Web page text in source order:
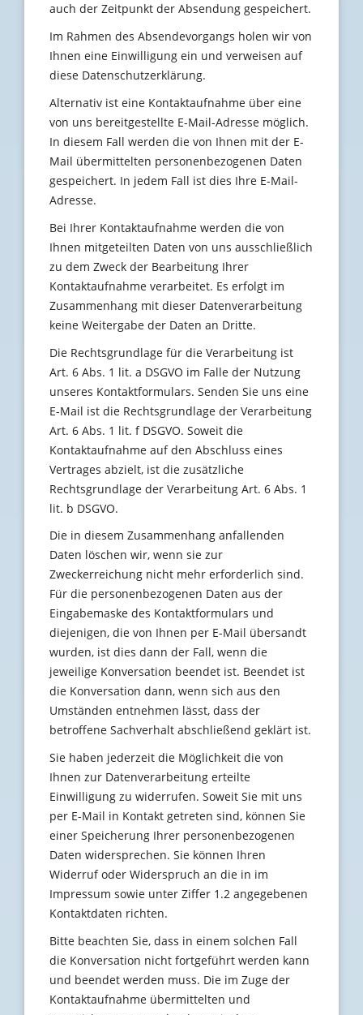
auch der Zeitpunkt der Absendung gespeichert.
Im Rahmen des Absendevorgangs holen wir von
Ihnen eine Einwilligung ein und verweisen auf
diese Datenschutzerklärung.
Alternativ ist eine Kontaktaufnahme über eine
von uns bereitgestellte E-Mail-Adresse möglich.
In diesem Fall werden die von Ihnen mit der E-
Mail übermittelten personenbezogenen Daten
gespeichert. In jedem Fall ist dies Ihre E-Mail-
Adresse.
Bei Ihrer Kontaktaufnahme werden die von
Ihnen mitgeteilten Daten von uns ausschließlich
zu dem Zweck der Bearbeitung Ihrer
Kontaktaufnahme verarbeitet. Es erfolgt im
Zusammenhang mit dieser Datenverarbeitung
keine Weitergabe der Daten an Dritte.
Die Rechtsgrundlage für die Verarbeitung ist
Art. 6 Abs. 1 lit. a DSGVO im Falle der Nutzung
unseres Kontaktformulars. Senden Sie uns eine
E-Mail ist die Rechtsgrundlage der Verarbeitung
Art. 6 Abs. 1 lit. f DSGVO. Soweit die
Kontaktaufnahme auf den Abschluss eines
Vertrages abzielt, ist die zusätzliche
Rechtsgrundlage der Verarbeitung Art. 6 Abs. 1
lit. b DSGVO.
Die in diesem Zusammenhang anfallenden
Daten löschen wir, wenn sie zur
Zweckerreichung nicht mehr erforderlich sind.
Für die personenbezogenen Daten aus der
Eingabemaske des Kontaktformulars und
diejenigen, die von Ihnen per E-Mail übersandt
wurden, ist dies dann der Fall, wenn die
jeweilige Konversation beendet ist. Beendet ist
die Konversation dann, wenn sich aus den
Umständen entnehmen lässt, dass der
betroffene Sachverhalt abschließend geklärt ist.
Sie haben jederzeit die Möglichkeit die von
Ihnen zur Datenverarbeitung erteilte
Einwilligung zu widerrufen. Soweit Sie mit uns
per E-Mail in Kontakt getreten sind, können Sie
einer Speicherung Ihrer personenbezogenen
Daten widersprechen. Sie können Ihren
Widerruf oder Widerspruch an die in im
Impressum sowie unter Ziffer 1.2 angegebenen
Kontaktdaten richten.
Bitte beachten Sie, dass in einem solchen Fall
die Konversation nicht fortgeführt werden kann
und beendet werden muss. Die im Zuge der
Kontaktaufnahme übermittelten und